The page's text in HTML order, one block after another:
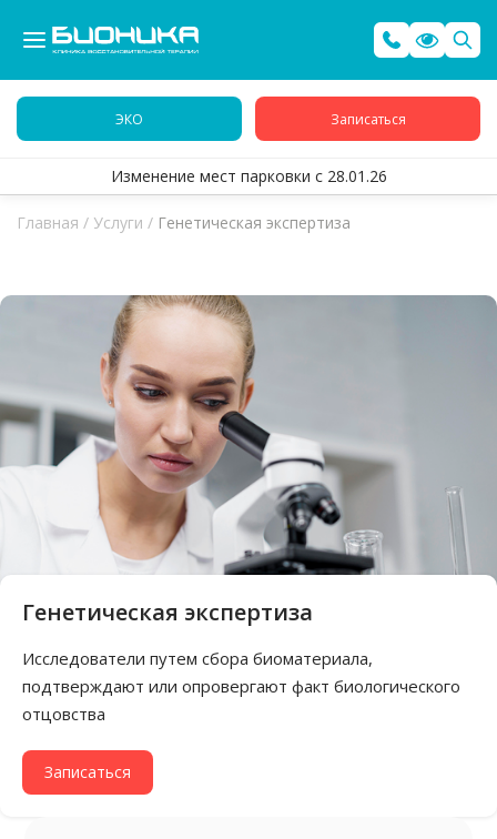
ЭКО Записаться
Изменение мест парковки с 28.01.26
Главная / Услуги / Генетическая экспертиза
Генетическая экспертиза
Исследователи путем сбора биоматериала,
подтверждают или опровергают факт биологического
отцовства
Записаться